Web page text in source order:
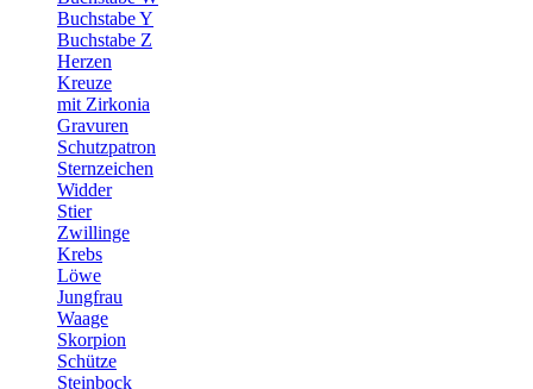
Buchstabe Y
Buchstabe Z
Herzen
Kreuze
mit Zirkonia
Gravuren
Schutzpatron
Sternzeichen
Widder
Stier
Zwillinge
Krebs
Löwe
Jungfrau
Waage
Skorpion
Schütze
Steinbock